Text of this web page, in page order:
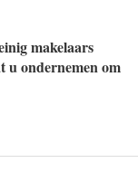
makelaars
u ondernemen om